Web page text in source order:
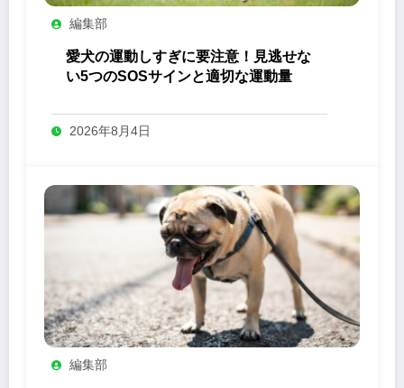
編集部
愛犬の運動しすぎに要注意！見逃せな
い5つのSOSサインと適切な運動量
2026年8月4日
編集部